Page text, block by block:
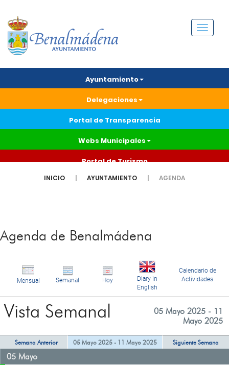
Menú
Ayuntamiento
Delegaciones
Portal de Transparencia
Webs Municipales
Portal de Turismo
INICIO AYUNTAMIENTO AGENDA
Agenda de Benalmádena
Mensual Semanal Hoy
Diary in
English
Calendario de
Actividades
Vista Semanal
05 Mayo 2025 - 11
Mayo 2025
Semana Anterior 05 Mayo 2025 - 11 Mayo 2025 Siguiente Semana
05 Mayo